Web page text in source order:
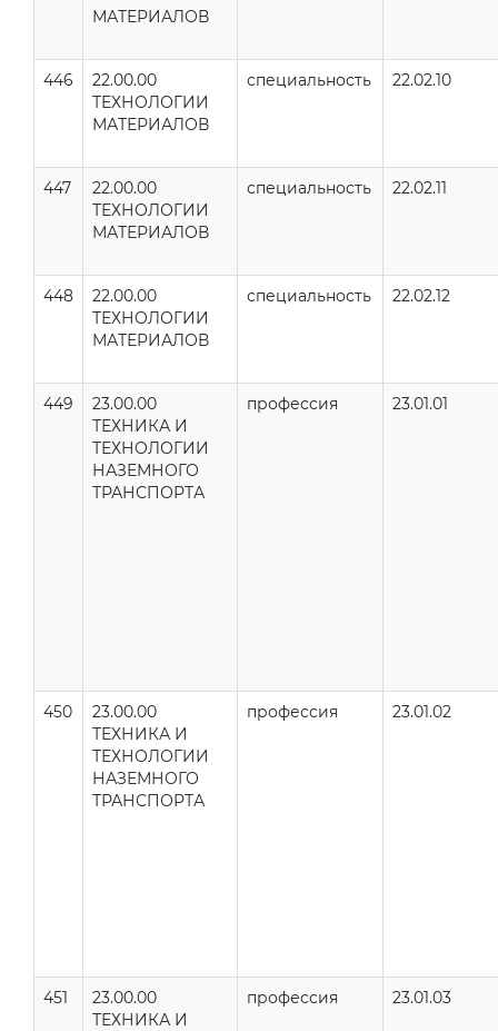
МАТЕРИАЛОВ
446
22.00.00
ТЕХНОЛОГИИ
МАТЕРИАЛОВ
специальность 22.02.10
447
22.00.00
ТЕХНОЛОГИИ
МАТЕРИАЛОВ
специальность 22.02.11
448
22.00.00
ТЕХНОЛОГИИ
МАТЕРИАЛОВ
специальность 22.02.12
449
23.00.00
ТЕХНИКА И
ТЕХНОЛОГИИ
НАЗЕМНОГО
ТРАНСПОРТА
профессия 23.01.01
450
23.00.00
ТЕХНИКА И
ТЕХНОЛОГИИ
НАЗЕМНОГО
ТРАНСПОРТА
профессия 23.01.02
451
23.00.00
ТЕХНИКА И
профессия 23.01.03